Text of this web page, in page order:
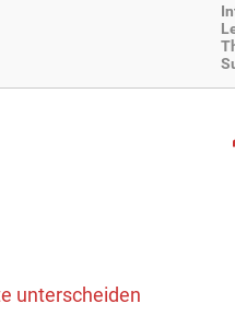
unterscheiden